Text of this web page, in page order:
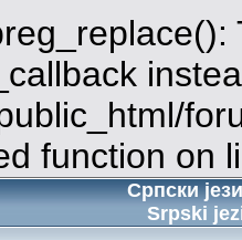
function on
Српски
Srpski